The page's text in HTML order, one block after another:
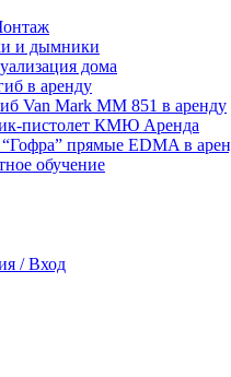
и дымники
дома
в аренду
Van Mark MM 851 в аренду
пистолет КМЮ Аренда
прямые EDMA в
обучение
/ Вход